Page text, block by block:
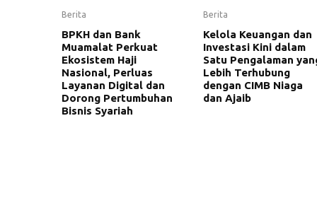
Berita
BPKH dan Bank
Muamalat Perkuat
Ekosistem Haji
Nasional, Perluas
Layanan Digital dan
Dorong Pertumbuhan
Bisnis Syariah
Berita
Kelola Keuangan dan
Investasi Kini dalam
Satu Pengalaman
Lebih Terhubung
dengan CIMB Niaga
dan Ajaib